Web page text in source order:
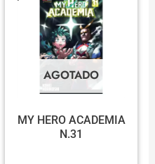
AGOTADO
MY HERO ACADEMIA
N.31